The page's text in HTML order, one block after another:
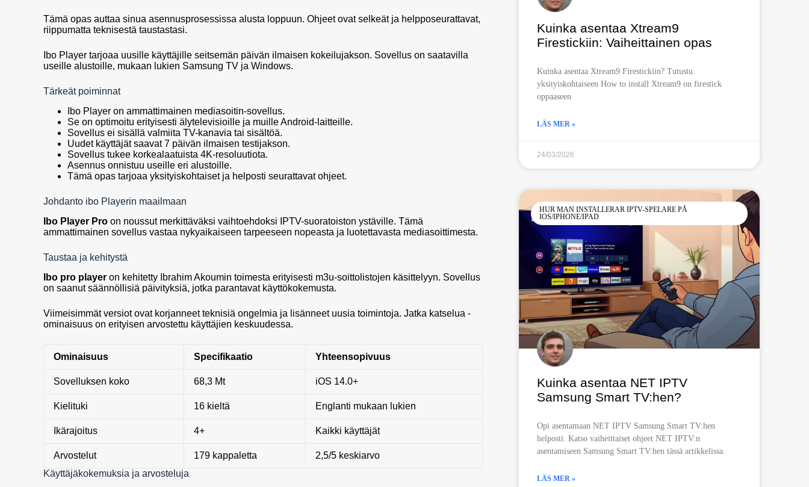
Tämä opas auttaa sinua asennusprosessissa alusta loppuun. Ohjeet ovat selkeät ja helpposeurattavat,
riippumatta teknisestä taustastasi.
Ibo Player tarjoaa uusille käyttäjille seitsemän päivän ilmaisen kokeilujakson. Sovellus on saatavilla
useille alustoille, mukaan lukien Samsung TV ja Windows.
Tärkeät poiminnat
Ibo Player on ammattimainen mediasoitin-sovellus.
Se on optimoitu erityisesti älytelevisioille ja muille Android-laitteille.
Sovellus ei sisällä valmiita TV-kanavia tai sisältöä.
Uudet käyttäjät saavat 7 päivän ilmaisen testijakson.
Sovellus tukee korkealaatuista 4K-resoluutiota.
Asennus onnistuu useille eri alustoille.
Tämä opas tarjoaa yksityiskohtaiset ja helposti seurattavat ohjeet.
Johdanto ibo Playerin maailmaan
Ibo Player Pro on noussut merkittäväksi vaihtoehdoksi IPTV-suoratoiston ystäville. Tämä
ammattimainen sovellus vastaa nykyaikaiseen tarpeeseen nopeasta ja luotettavasta mediasoittimesta.
Taustaa ja kehitystä
Ibo pro player on kehitetty Ibrahim Akoumin toimesta erityisesti m3u-soittolistojen käsittelyyn. Sovellus
on saanut säännöllisiä päivityksiä, jotka parantavat käyttökokemusta.
Viimeisimmät versiot ovat korjanneet teknisiä ongelmia ja lisänneet uusia toimintoja. Jatka katselua -
ominaisuus on erityisen arvostettu käyttäjien keskuudessa.
Ominaisuus Specifikaatio Yhteensopivuus
Sovelluksen koko 68,3 Mt iOS 14.0+
Kielituki 16 kieltä Englanti mukaan lukien
Ikärajoitus 4+ Kaikki käyttäjät
Arvostelut 179 kappaletta
2,5/5 keskiarvo
Käyttäjäkokemuksia ja arvosteluja
Kuinka asentaa Xtream9
Firestickiin: Vaiheittainen opas
Kuinka asentaa Xtream9 Firestickiin? Tutustu
yksityiskohtaiseen How to install Xtream9 on firestick
oppaaseen
LÄS MER »
24/03/2026
HUR MAN INSTALLERAR IPTV-SPELARE PÅ
IOS/IPHONE/IPAD
Kuinka asentaa NET IPTV
Samsung Smart TV:hen?
Opi asentamaan NET IPTV Samsung Smart TV:hen
helposti. Katso vaiheittaiset ohjeet NET IPTV:n
asentamiseen Samsung Smart TV:hen tässä artikkelissa.
LÄS MER »